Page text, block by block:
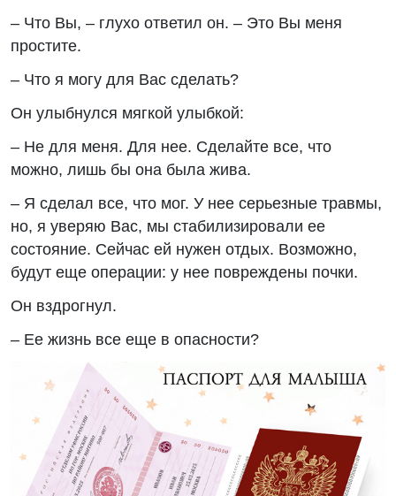
– Что Вы, – глухо ответил он. – Это Вы меня
простите.
– Что я могу для Вас сделать?
Он улыбнулся мягкой улыбкой:
– Не для меня. Для нее. Сделайте все, что
можно, лишь бы она была жива.
– Я сделал все, что мог. У нее серьезные травмы,
но, я уверяю Вас, мы стабилизировали ее
состояние. Сейчас ей нужен отдых. Возможно,
будут еще операции: у нее повреждены почки.
Он вздрогнул.
– Ее жизнь все еще в опасности?